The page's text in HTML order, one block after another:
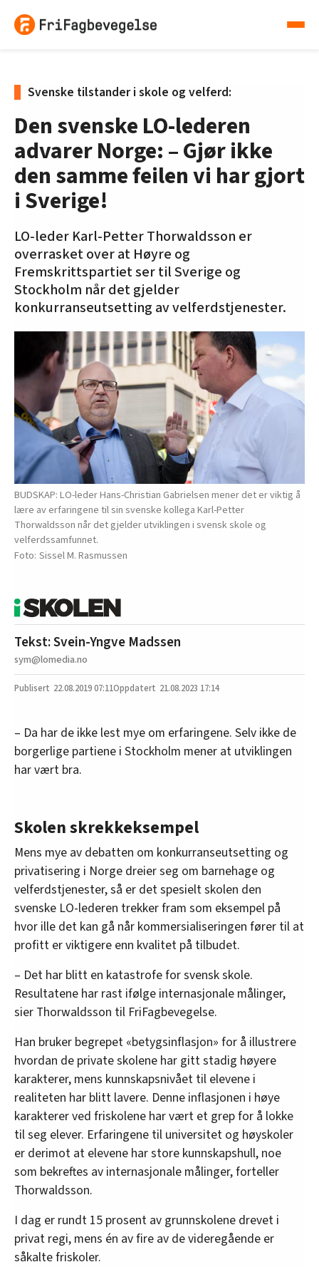
Svenske tilstander i skole og velferd:
Den svenske LO-lederen
advarer Norge: – Gjør ikke
den samme feilen vi har gjort
i Sverige!
LO-leder Karl-Petter Thorwaldsson er
overrasket over at Høyre og
Fremskrittspartiet ser til Sverige og
Stockholm når det gjelder
konkurranseutsetting av velferdstjenester.
BUDSKAP: LO-leder Hans-Christian Gabrielsen mener det er viktig å
lære av erfaringene til sin svenske kollega Karl-Petter
Thorwaldsson når det gjelder utviklingen i svensk skole og
velferdssamfunnet.
Sissel M. Rasmussen
Tekst: Svein-Yngve Madssen
sym@lomedia.no
22.08.201907:11 21.08.2023 17:14
– Da har de ikke lest mye om erfaringene. Selv ikke de
borgerlige partiene i Stockholm mener at utviklingen
har vært bra.
Skolen skrekkeksempel
Mens mye av debatten om konkurranseutsetting og
privatisering i Norge dreier seg om barnehage og
velferdstjenester, så er det spesielt skolen den
svenske LO-lederen trekker fram som eksempel på
hvor ille det kan gå når kommersialiseringen fører til at
profitt er viktigere enn kvalitet på tilbudet.
– Det har blitt en katastrofe for svensk skole.
Resultatene har rast ifølge internasjonale målinger,
sier Thorwaldsson til FriFagbevegelse.
Han bruker begrepet «betygsinflasjon» for å illustrere
hvordan de private skolene har gitt stadig høyere
karakterer, mens kunnskapsnivået til elevene i
realiteten har blitt lavere. Denne inflasjonen i høye
karakterer ved friskolene har vært et grep for å lokke
til seg elever. Erfaringene til universitet og høyskoler
er derimot at elevene har store kunnskapshull, noe
som bekreftes av internasjonale målinger, forteller
Thorwaldsson.
I dag er rundt 15 prosent av grunnskolene drevet i
privat regi, mens én av fire av de videregående er
såkalte friskoler.